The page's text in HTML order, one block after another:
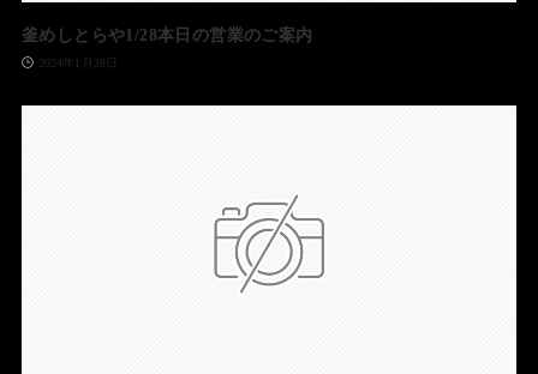
釜めしとらや1/28本日の営業のご案内
2024年1月28日